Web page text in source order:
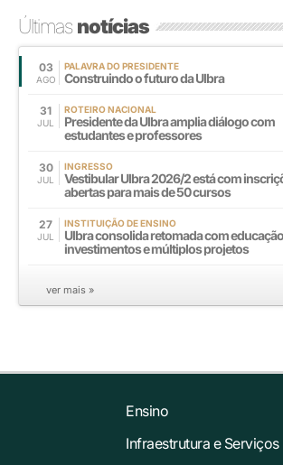
Últimasnotícias
03
AGO
PALAVRA DO PRESIDENTE
Construindo o futuro da Ulbra
31
JUL
ROTEIRO NACIONAL
Presidente da Ulbra amplia diálogo com
estudantes e professores
30
JUL
INGRESSO
Vestibular Ulbra 2026/2 está com
abertas para mais de 50 cursos
27
JUL
INSTITUIÇÃO DE ENSINO
Ulbra consolida retomada com
investimentos e múltiplos projetos
ver mais »
Ensino
Infraestrutura e Serviços